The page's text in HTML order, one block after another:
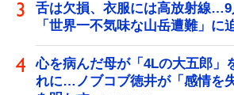
舌は欠損、衣服には高放射線
「世界一不気味な山岳遭難」に
心を病んだ母が「4Lの大五郎」
れに…ノブコブ徳井が「感情を